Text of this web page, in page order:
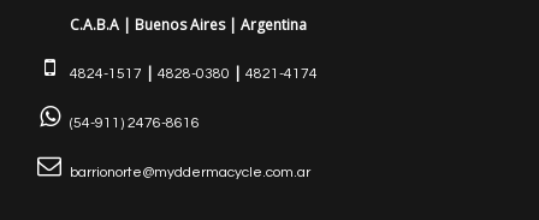
C.A.B.A | Buenos Aires | Argentina
4824-1517 | 4828-0380 | 4821-4174
(54-911) 2476-8616
barrionorte@myddermacycle.com.ar